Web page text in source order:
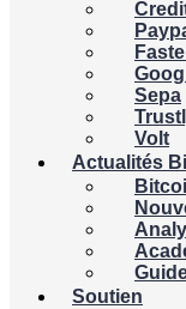
Sepa
Volt
Actualités
Soutien